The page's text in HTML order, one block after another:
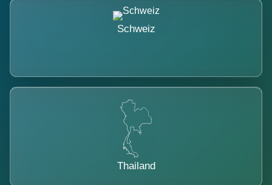
Schweiz
Thailand